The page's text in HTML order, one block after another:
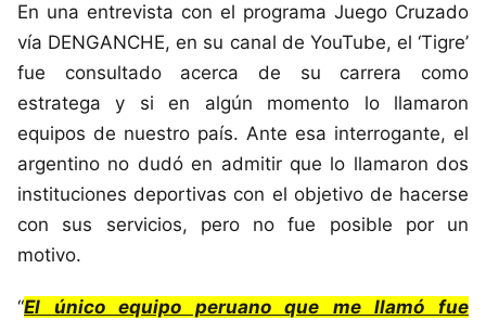
En una entrevista con el programa Juego Cruzado
vía DENGANCHE, en su canal de YouTube, el ‘Tigre’
fue consultado acerca de su carrera como
estratega y si en algún momento lo llamaron
equipos de nuestro país. Ante esa interrogante, el
argentino no dudó en admitir que lo llamaron dos
instituciones deportivas con el objetivo de hacerse
con sus servicios, pero no fue posible por un
motivo.
“El único equipo peruano que me llamó fue